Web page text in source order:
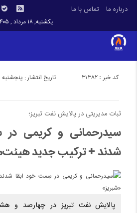
درباره ما تماس با ما
یکشنبه, ۱۸ مرداد , ۱۴۰۵
تاریخ انتشار : پنجشنبه 11 تیر 1405 - 14:29 کد خبر : 31382
ثبات مدیریتی در پالایش نفت تبریز؛
سیدرحمانی و کریمی
شدند + ترکیب جدید
پالایش نفت تبریز در چهارصد و